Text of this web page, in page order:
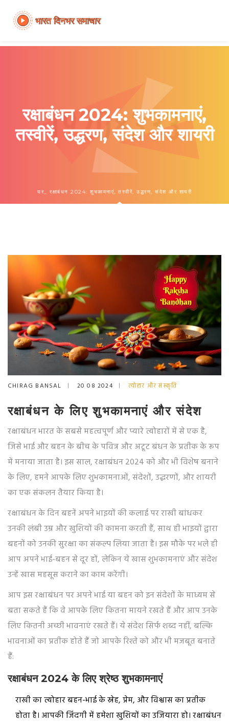
रक्षाबंधन 2024: शुभकामनाएं,
तस्वीरें, उद्धरण, संदेश और शायरी
घर रक्षाबंधन 2024: शुभकामनाएं, तस्वीरें, उद्धरण, संदेश और शायरी
CHIRAG BANSAL 20 08 2024 त्योहार और संस्कृति
रक्षाबंधन के लिए शुभकामनाएं और संदेश
रक्षाबंधन भारत के सबसे महत्वपूर्ण और प्यारे त्योहारों में से एक है,
जिसे भाई और बहन के बीच के पवित्र और अटूट बंधन के प्रतीक के रूप
में मनाया जाता है। इस साल, रक्षाबंधन 2024 को और भी विशेष बनाने
के लिए, हमने आपके लिए शुभकामनाओं, संदेशों, उद्धरणों, और शायरी
का एक संकलन तैयार किया है।
रक्षाबंधन के दिन बहनें अपने भाइयों की कलाई पर राखी बांधकर
उनकी लंबी उम्र और खुशियों की कामना करती हैं, साथ ही भाइयों द्वारा
बहनों को उनकी सुरक्षा का संकल्प लिया जाता है। इस मौके पर भले ही
आप अपने भाई-बहन से दूर हों, लेकिन ये खास शुभकामनाएं और संदेश
उन्हें खास महसूस कराने का काम करेंगी।
आप इस रक्षाबंधन पर अपने भाई या बहन को इन संदेशों के माध्यम से
बता सकते हैं कि वे आपके लिए कितना मायने रखते हैं और आप उनके
लिए कितनी अच्छी भावनाएं रखते हैं। ये संदेश सिर्फ शब्द नहीं, बल्कि
भावनाओं का प्रतीक होते हैं जो आपके रिश्ते को और भी मजबूत बनाते
हैं:
रक्षाबंधन 2024 के लिए श्रेष्ठ शुभकामनाएं
राखी का त्योहार बहन-भाई के स्नेह, प्रेम, और विश्वास का प्रतीक
होता है। आपकी जिंदगी में हमेशा खुशियों का उजियारा हो। रक्षाबंधन